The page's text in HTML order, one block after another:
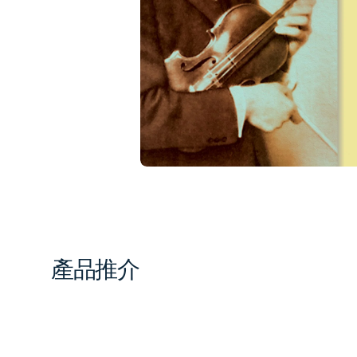
產品推介